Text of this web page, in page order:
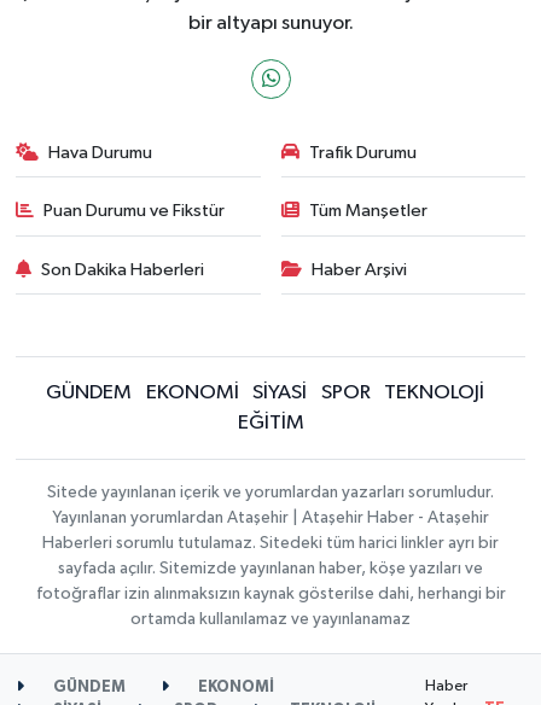
bir altyapı sunuyor.
Hava Durumu Trafik Durumu
Puan Durumu ve Fikstür Tüm Manşetler
Son Dakika Haberleri Haber Arşivi
GÜNDEM EKONOMİ SİYASİ SPOR
TEKNOLOJİ
EĞİTİM
Sitede yayınlanan içerik ve yorumlardan yazarları sorumludur.
Yayınlanan yorumlardan Ataşehir | Ataşehir Haber - Ataşehir
Haberleri sorumlu tutulamaz. Sitedeki tüm harici linkler ayrı bir
sayfada açılır. Sitemizde yayınlanan haber, köşe yazıları ve
fotoğraflar izin alınmaksızın kaynak gösterilse dahi, herhangi bir
ortamda kullanılamaz ve yayınlanamaz
GÜNDEM
EKONOMİ
Haber